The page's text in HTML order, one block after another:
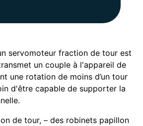
servomoteur fraction de tour est
un couple à l'appareil de
une rotation de moins d’un tour
d'être capable de supporter la
de tour, – des robinets papillon